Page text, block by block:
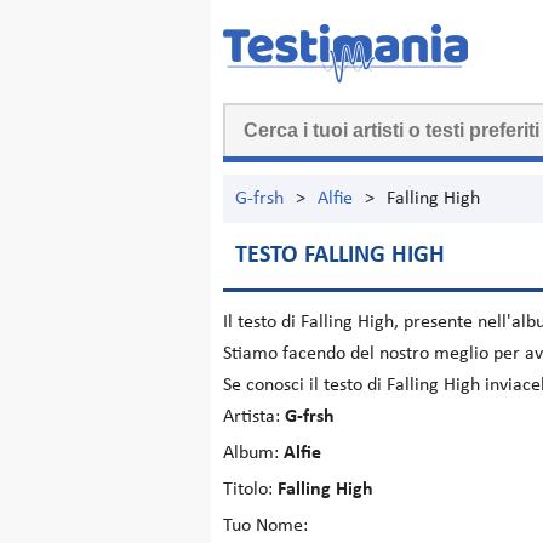
G-frsh > Alfie > Falling High
TESTO FALLING HIGH
Il testo di Falling High, presente
Stiamo facendo del nostro meglio per
Se conosci il testo di Falling High
Artista: G-frsh
Album: Alfie
Titolo: Falling High
Tuo Nome: